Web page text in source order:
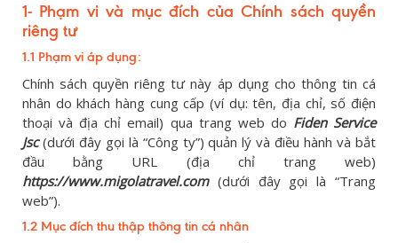
1- Phạm vi và mục đích của Chính sách quyền
riêng tư
1.1 Phạm vi áp dụng:
Chính sách quyền riêng tư này áp dụng cho thông tin cá
nhân do khách hàng cung cấp (ví dụ: tên, địa chỉ, số điện
thoại và địa chỉ email) qua trang web do Fiden Service
Jsc(dưới đây gọi là “Công ty”) quản lý và điều hành và bắt
đầu bằng URL (địa chỉ trang web)
https://www.migolatravel.com(dưới đây gọi là “Trang
web”).
1.2 Mục đích thu thập thông tin cá nhân